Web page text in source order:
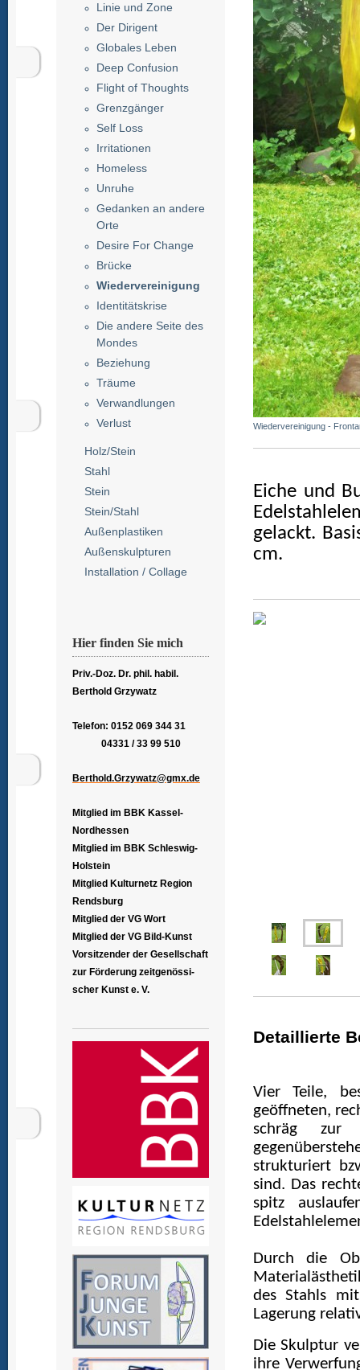
Linie und Zone
Der Dirigent
Globales Leben
Deep Confusion
Flight of Thoughts
Grenzgänger
Self Loss
Irritationen
Homeless
Unruhe
Gedanken an andere
Orte
Desire For Change
Brücke
Wiedervereinigung
Identitätskrise
Die andere Seite des
Mondes
Beziehung
Träume
Verwandlungen
Verlust
Holz/Stein
Stahl
Stein
Stein/Stahl
Außenplastiken
Außenskulpturen
Installation / Collage
Hier finden Sie mich
Priv.-Doz. Dr. phil. habil.
Berthold Grzywatz
Telefon: 0152 069 344 31
04331 / 33 99 510
Berthold.Grzywatz@gmx.de
Mitglied im BBK Kassel-
Nordhessen
Mitglied im BBK Schleswig-
Holstein
Mitglied Kulturnetz Region
Rendsburg
Mitglied der VG Wort
Mitglied der VG Bild-Kunst
Vorsitzender der Gesellschaft
zur Förderung zeitgenössi-
scher Kunst e. V.
Wiedervereinigung -
Eiche und
gelackt.
cm.
Detaillierte
Vier Teile,
geöffneten,
schräg zur
strukturiert
sind. Das
spitz
Durch die
des Stahls
Lagerung
Die Skulptur
ihre